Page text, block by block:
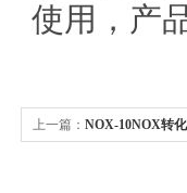
使用，产
上一篇： NOX-10NOX转